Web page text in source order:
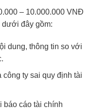
– 10.000.000 VNĐ
đây gồm:
dung, thông tin so với
công ty sai quy định tài
báo cáo tài chính